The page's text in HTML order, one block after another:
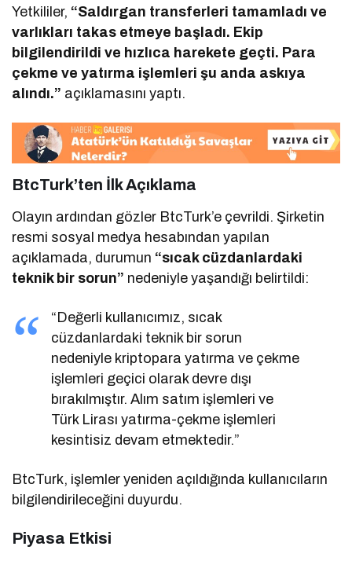
Yetkililer, “Saldırgan transferleri tamamladı ve
varlıkları takas etmeye başladı. Ekip
bilgilendirildi ve hızlıca harekete geçti. Para
çekme ve yatırma işlemleri şu anda askıya
alındı.” açıklamasını yaptı.
BtcTurk’ten İlk Açıklama
Olayın ardından gözler BtcTurk’e çevrildi. Şirketin
resmi sosyal medya hesabından yapılan
açıklamada, durumun “sıcak cüzdanlardaki
teknik bir sorun” nedeniyle yaşandığı belirtildi:
“Değerli kullanıcımız, sıcak
cüzdanlardaki teknik bir sorun
nedeniyle kriptopara yatırma ve çekme
işlemleri geçici olarak devre dışı
bırakılmıştır. Alım satım işlemleri ve
Türk Lirası yatırma-çekme işlemleri
kesintisiz devam etmektedir.”
BtcTurk, işlemler yeniden açıldığında kullanıcıların
bilgilendirileceğini duyurdu.
Piyasa Etkisi